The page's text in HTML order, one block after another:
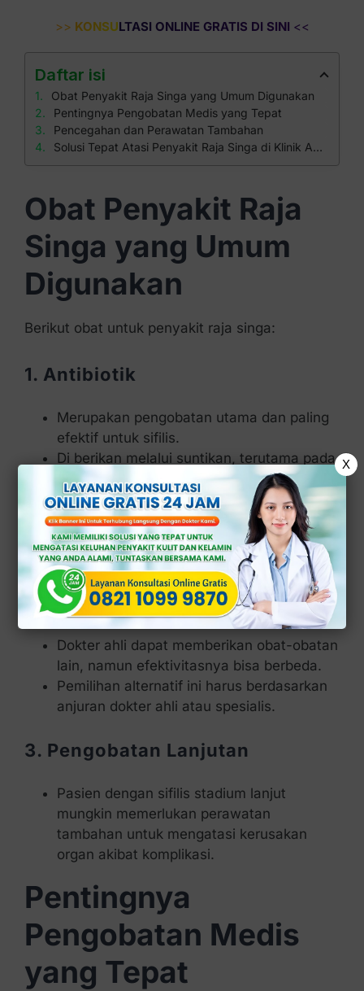
>> KONSULTASI ONLINE GRATIS DI SINI <<
Daftar isi
Obat Penyakit Raja Singa yang Umum Digunakan
Pentingnya Pengobatan Medis yang Tepat
Pencegahan dan Perawatan Tambahan
Solusi Tepat Atasi Penyakit Raja Singa di Klinik Apollo
Obat Penyakit Raja
Singa yang Umum
Digunakan
Berikut obat untuk penyakit raja singa:
1. Antibiotik
Merupakan pengobatan utama dan paling
efektif untuk sifilis.
Di berikan melalui suntikan, terutama pada
tahap awal penyakit.
Dosis dan lama pengobatan di sesuaikan
dengan tingkat keparahan.
2. Alternatif Antibiotik (Jika
Alergi)
Dokter ahli dapat memberikan obat-obatan
lain, namun efektivitasnya bisa berbeda.
Pemilihan alternatif ini harus berdasarkan
anjuran dokter ahli atau spesialis.
3. Pengobatan Lanjutan
Pasien dengan sifilis stadium lanjut
mungkin memerlukan perawatan
tambahan untuk mengatasi kerusakan
organ akibat komplikasi.
Pentingnya
Pengobatan Medis
yang Tepat
X